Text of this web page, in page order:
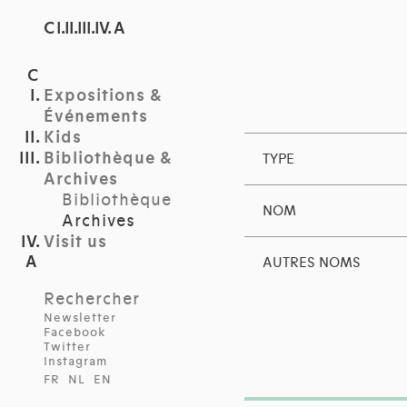
C I.II.III.IV. A
Expositions &
Événements
Kids
Bibliothèque &
Archives
Bibliothèque
Archives
Visit us
Rechercher
Newsletter
Facebook
Twitter
Instagram
FR
NL EN
TYPE
NOM
AUTRES NOMS